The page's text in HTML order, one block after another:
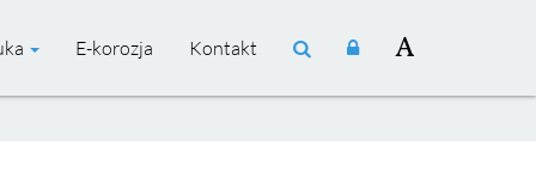
E-korozja Kontakt